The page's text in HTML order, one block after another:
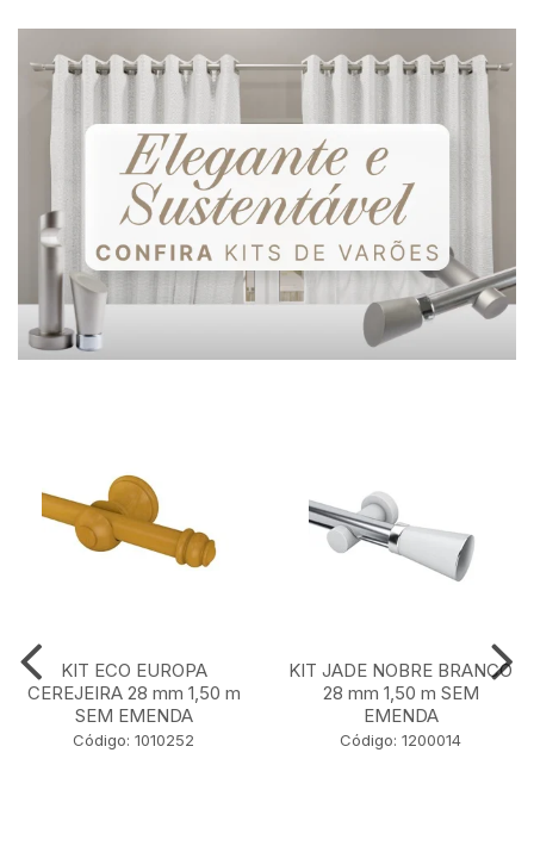
KIT ECO EUROPA
CEREJEIRA 28 mm 1,50 m
SEM EMENDA
Código: 1010252
KIT JADE NOBRE BRANCO
28 mm 1,50 m SEM
EMENDA
Código: 1200014